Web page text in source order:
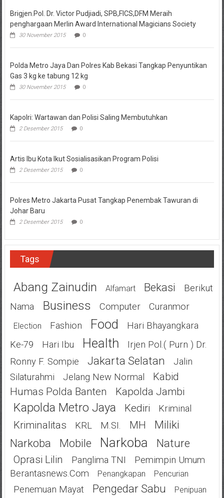
Brigjen.Pol. Dr. Victor Pudjiadi, SPB,FICS,DFM Meraih
penghargaan Merlin Award International Magicians Society
30 November 2015 0
Polda Metro Jaya Dan Polres Kab Bekasi Tangkap Penyuntikan
Gas 3 kg ke tabung 12 kg
30 November 2015 0
Kapolri: Wartawan dan Polisi Saling Membutuhkan
2 Desember 2015 0
Artis Ibu Kota Ikut Sosialisasikan Program Polisi
2 Desember 2015 0
Polres Metro Jakarta Pusat Tangkap Penembak Tawuran di
Johar Baru
2 Desember 2015 0
Tags
Abang Zainudin Alfamart Bekasi
Berikut
Nama
Business Computer Curanmor
Election Fashion Food
Hari Bhayangkara
Ke-79
Hari Ibu Health
Irjen Pol.( Purn ) Dr.
Ronny F. Sompie
Jakarta Selatan
Jalin
Silaturahmi
Jelang New Normal
Kabid
Humas Polda Banten
Kapolda Jambi
Kapolda Metro Jaya Kediri Kriminal
Kriminalitas KRL M.SI. MH
Miliki
Narkoba
Mobile Narkoba Nature
Oprasi Lilin Panglima TNI
Pemimpin Umum
Berantasnews.com
Penangkapan Pencurian
Penemuan Mayat Pengedar Sabu
Penipuan